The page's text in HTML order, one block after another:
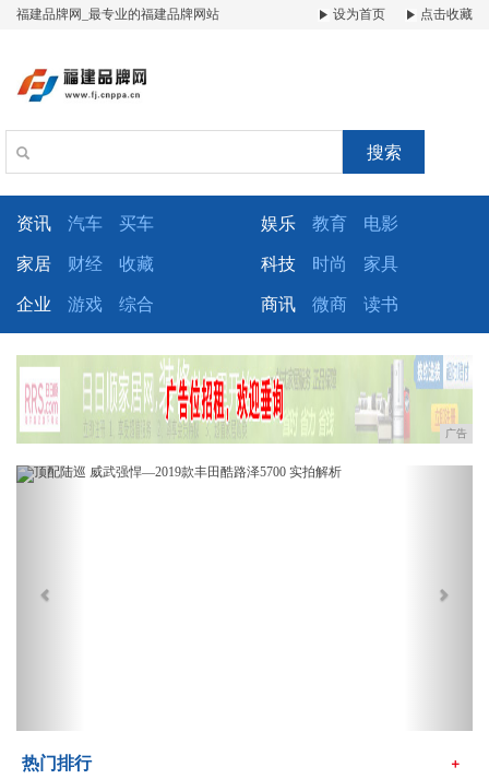
福建品牌网_最专业的福建品牌网站 设为首页 点击收藏
搜索
资讯 汽车 买车 娱乐 教育 电影
家居 财经 收藏 科技 时尚 家具
企业 游戏 综合 商讯 微商 读书
广告
Previous
热门排行 ＋